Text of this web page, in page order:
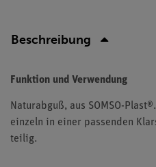
Beschreibung
Funktion und Verwendung
Naturabguß, aus SOMSO-
einzeln in einer passenden
teilig.